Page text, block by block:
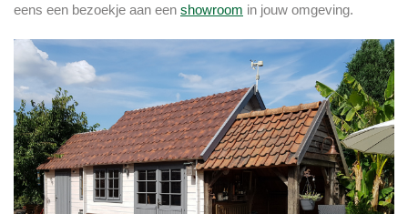
eens een bezoekje aan een showroom in jouw omgeving.